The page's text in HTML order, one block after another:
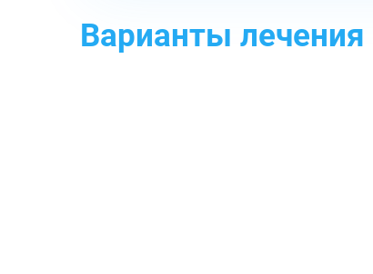
Варианты лечения